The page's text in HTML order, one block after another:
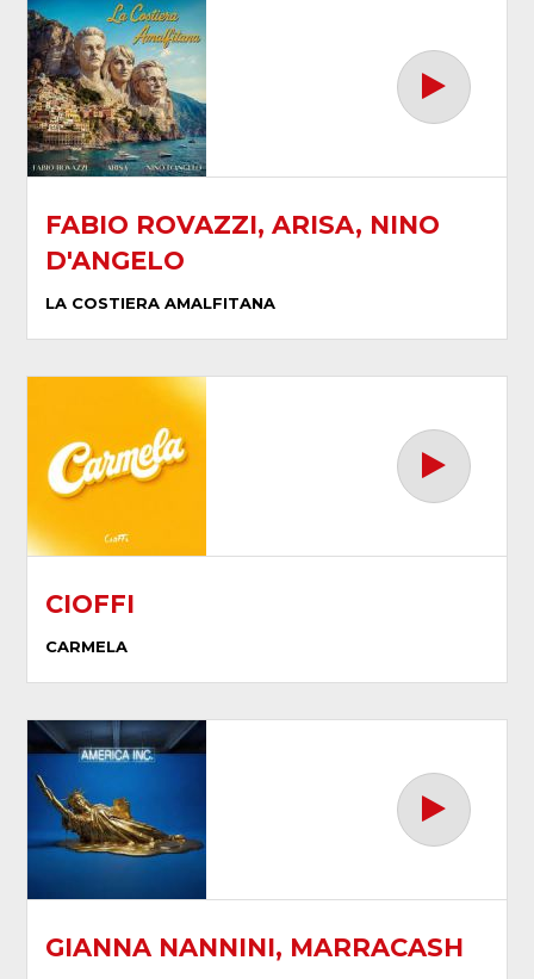
FABIO ROVAZZI, ARISA, NINO
D'ANGELO
LA COSTIERA AMALFITANA
CIOFFI
CARMELA
GIANNA NANNINI, MARRACASH